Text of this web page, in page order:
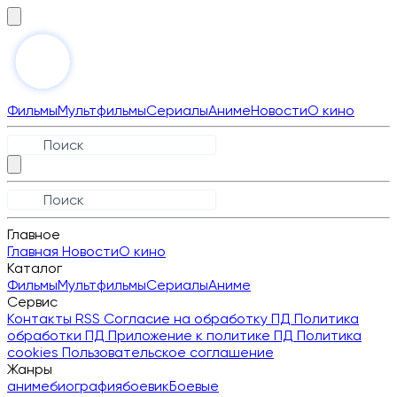
ФильмыМультфильмыСериалыАнимеНовостиО кино
Главное
Главная НовостиО кино
Каталог
ФильмыМультфильмыСериалыАниме
Сервис
Контакты RSS Согласие на обработку ПД Политика
обработки ПД Приложение к политике ПД Политика
cookies Пользовательское соглашение
Жанры
анимебиографиябоевикБоевые